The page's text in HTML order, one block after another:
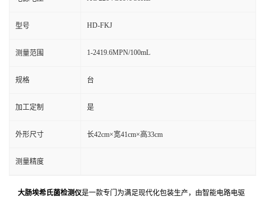
型号 HD-FKJ
测量范围 1-2419.6MPN/100mL
规格 台
加工定制 是
外形尺寸 长42cm×宽41cm×高33cm
测量精度
大肠埃希氏菌检测仪是一款专门为满足现代化包装生产，由智能电路电驱